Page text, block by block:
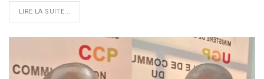
LIRE LA SUITE...